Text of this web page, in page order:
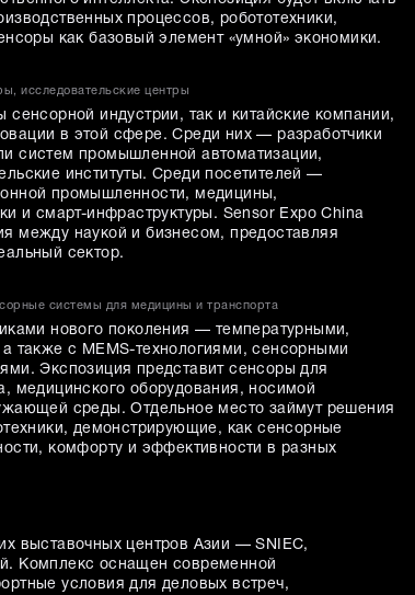
процессов, робототехники,
как базовый элемент «умной» экономики.
исследовательские центры
индустрии, так и китайские компании,
в этой сфере. Среди них — разработчики
систем промышленной автоматизации,
институты. Среди посетителей —
промышленности, медицины,
и смарт-инфраструктуры. Sensor Expo China
между наукой и бизнесом, предоставляя
сектор.
системы для медицины и транспорта
нового поколения — температурными,
также с MEMS-технологиями, сенсорными
Экспозиция представит сенсоры для
медицинского оборудования, носимой
среды. Отдельное место займут решения
демонстрирующие, как сенсорные
комфорту и эффективности в разных
выставочных центров Азии — SNIEC,
Комплекс оснащен современной
условия для деловых встреч,